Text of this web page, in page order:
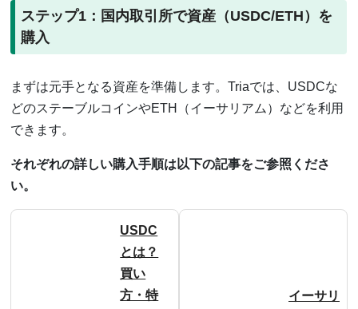
ステップ1：国内取引所で資産（USDC/ETH）を
購入
まずは元手となる資産を準備します。Triaでは、USDCな
どのステーブルコインやETH（イーサリアム）などを利用
できます。
それぞれの詳しい購入手順は以下の記事をご参照くださ
い。
USDC
とは？
買い
方・特
イーサリ